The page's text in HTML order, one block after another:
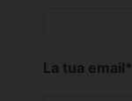
La tua email*